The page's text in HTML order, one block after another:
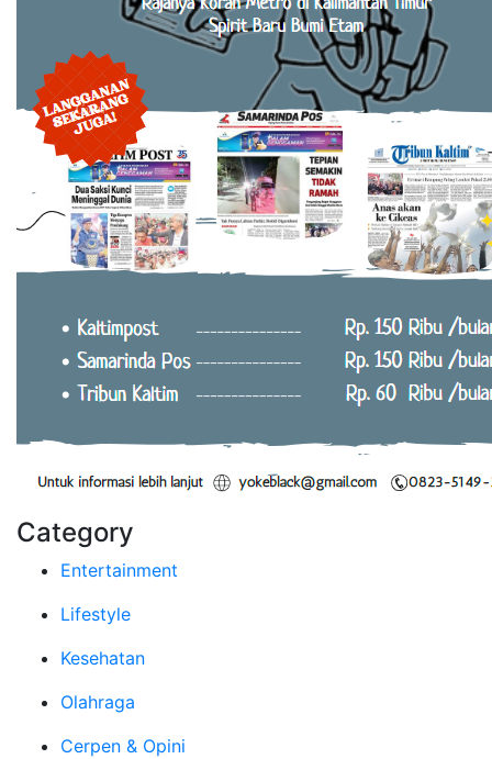
Category
Entertainment
Lifestyle
Kesehatan
Olahraga
Cerpen & Opini